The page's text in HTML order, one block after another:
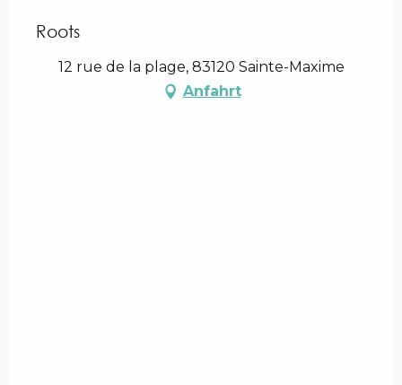
Roots
12 rue de la plage, 83120 Sainte-Maxime
Anfahrt